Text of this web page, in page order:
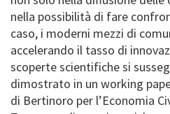
nella possibilità di fare
caso, i moderni mezzi di
accelerando il tasso di
scoperte scientifiche si
dimostrato in un working
di Bertinoro per l’Economia